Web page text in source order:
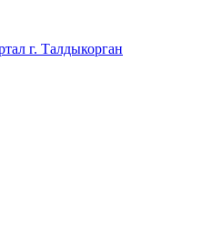
г. Талдыкорган